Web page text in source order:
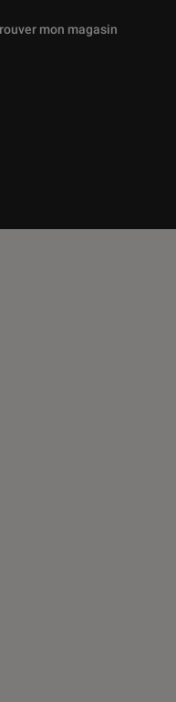
être proposées
mon magasin